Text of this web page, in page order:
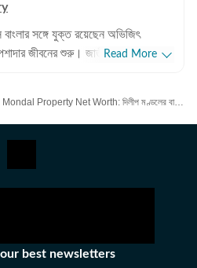
সঙ্গে যুক্ত রয়েছেন অভিজিৎ
জীবনের শুরু। জাতীয়, আন্তর্জাতিক
অভিজিতের। এছাড়া আকাশবাণীতে রেডিও
খবরের জগৎ ছাড়া খেলাধুলো, ইতিহাসে
থেকে একই বিষয়ে স্নাতকোত্তর ডিগ্রি
Read More
Worth: দিলীপ মণ্ডলের বাড়ি দেখে চোখ কপালে রাজ্যবাসীর, বিধায়কের মোট সম্পত্তি কত জানেন?
best newsletters